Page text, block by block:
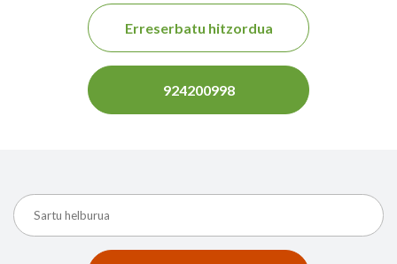
Erreserbatu hitzordua
924200998